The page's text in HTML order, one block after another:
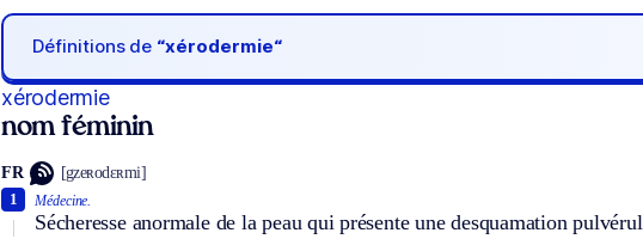
Définitions de “xérodermie“
xérodermie
nom féminin
FR [gzeʀodɛʀmi]
Médecine.
Sécheresse anormale de la peau qui présente une desquamation
1